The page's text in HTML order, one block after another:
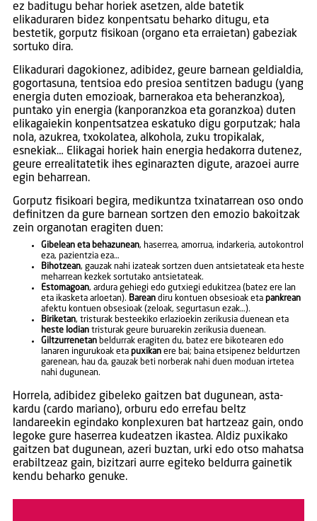
ez baditugu behar horiek asetzen, alde batetik
elikaduraren bidez konpentsatu beharko ditugu, eta
bestetik, gorputz fisikoan (organo eta erraietan) gabeziak
sortuko dira.
Elikadurari dagokionez, adibidez, geure barnean geldialdia,
gogortasuna, tentsioa edo presioa sentitzen badugu (yang
energia duten emozioak, barnerakoa eta beheranzkoa),
puntako yin energia (kanporanzkoa eta goranzkoa) duten
elikagaiekin konpentsatzea eskatuko digu gorputzak; hala
nola, azukrea, txokolatea, alkohola, zuku tropikalak,
esnekiak… Elikagai horiek hain energia hedakorra dutenez,
geure errealitatetik ihes eginarazten digute, arazoei aurre
egin beharrean.
Gorputz fisikoari begira, medikuntza txinatarrean oso ondo
definitzen da gure barnean sortzen den emozio bakoitzak
zein organotan eragiten duen:
Gibelean eta behazunean, haserrea, amorrua, indarkeria, autokontrol
eza, pazientzia eza…
Bihotzean, gauzak nahi izateak sortzen duen antsietateak eta heste
meharrean kezkek sortutako antsietateak.
Estomagoan, ardura gehiegi edo gutxiegi edukitzea (batez ere lan
eta ikasketa arloetan). Bareandiru kontuen obsesioak eta pankrean
afektu kontuen obsesioak (zeloak, segurtasun ezak…).
Biriketan, tristurak besteekiko erlazioekin zerikusia duenean eta
heste lodiantristurak geure buruarekin zerikusia duenean.
Giltzurrenetanbeldurrak eragiten du, batez ere bikotearen edo
lanaren ingurukoak eta puxikanere bai; baina etsipenez beldurtzen
garenean, hau da, gauzak beti norberak nahi duen moduan irtetea
nahi dugunean.
Horrela, adibidez gibeleko gaitzen bat dugunean, asta-
kardu (cardo mariano), orburu edo errefau beltz
landareekin egindako konplexuren bat hartzeaz gain, ondo
legoke gure haserrea kudeatzen ikastea. Aldiz puxikako
gaitzen bat dugunean, azeri buztan, urki edo otso mahatsa
erabiltzeaz gain, bizitzari aurre egiteko beldurra gainetik
kendu beharko genuke.